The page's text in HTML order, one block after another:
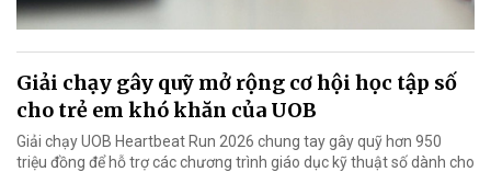
Giải chạy gây quỹ mở rộng cơ hội học tập số
cho trẻ em khó khăn của UOB
Giải chạy UOB Heartbeat Run 2026 chung tay gây quỹ hơn 950
triệu đồng để hỗ trợ các chương trình giáo dục kỹ thuật số dành cho